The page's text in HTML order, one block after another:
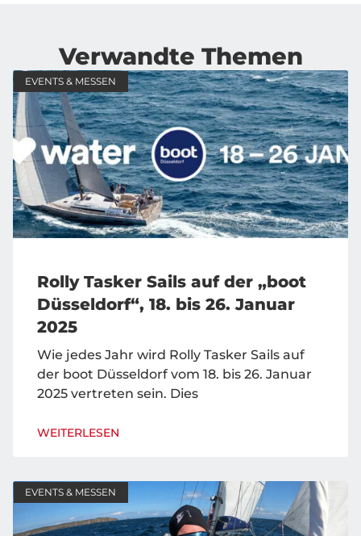
Verwandte Themen
EVENTS & MESSEN
Rolly Tasker Sails auf der „boot
Düsseldorf“, 18. bis 26. Januar
2025
Wie jedes Jahr wird Rolly Tasker Sails auf
der boot Düsseldorf vom 18. bis 26. Januar
2025 vertreten sein. Dies
WEITERLESEN
EVENTS & MESSEN